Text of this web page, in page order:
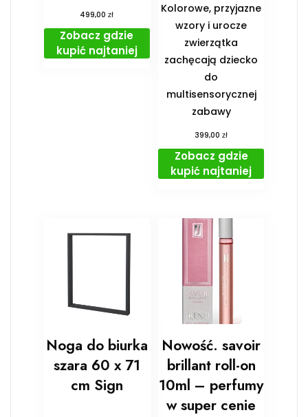
499,00zł
Zobacz gdzie
kupić najtaniej
Kolorowe, przyjazne
wzory i urocze
zwierzątka
zachęcają dziecko
do
multisensorycznej
zabawy
399,00zł
Zobacz gdzie
kupić najtaniej
Noga do biurka
szara 60 x 71
cm Sign
Nowość. savoir
brillant roll-on
10ml – perfumy
w super cenie